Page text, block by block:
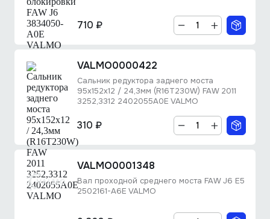
710 ₽
VALMO0000422
Сальник редуктора заднего моста
95х152х12 / 24,3мм (R16T230W) FAW 2011
3252,3312 2402055A0E VALMO
310 ₽
VALMO0001348
Вал проходной среднего моста FAW J6 E5
2502161-A6E VALMO